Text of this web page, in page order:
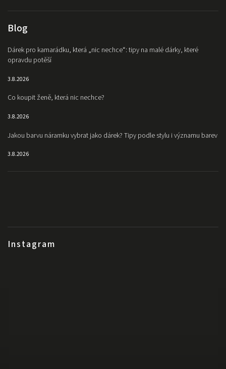
Instagram
Blog
Dárek pro kamarádku, která „nic nechce“: tipy na malé dárky, které
opravdu potěší
3.8.2026
Co koupit ženě, která nic nechce?
3.8.2026
Jakou barvu náramku vybrat jako dárek? Tipy podle stylu i významu barev
3.8.2026